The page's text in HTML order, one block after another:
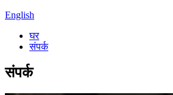
English
घर
संपर्क
संपर्क